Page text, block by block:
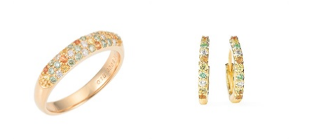
す。
※石の色味には多少の個体差がご
ざいます。
リングサイズ
発送いたします。
■お届け目安が「約1ヶ月半以内～」の商品
ご注文いただいてから在庫状況を確認いたしま
ンセルを承ります。
メンバーシップ未登録のお客さまは、お問い合
わせフォームよりご連絡ください。
返品・交換以下の場合、商品の返品・交換・返金
は承りかねます。